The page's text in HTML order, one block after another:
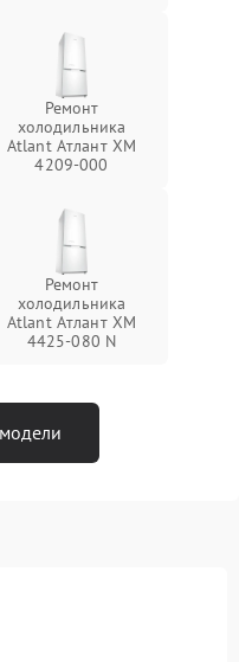
Ремонт
холодильника
Atlant Атлант ХМ
4209-000
Ремонт
холодильника
Atlant Атлант ХМ
4425-080 N